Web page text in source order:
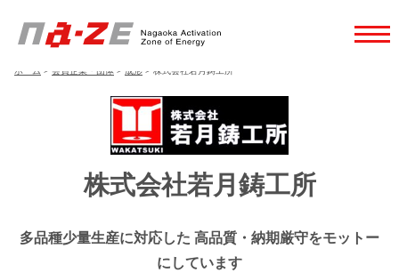
ホーム > 会員企業・団体 > 成形 > 株式会社若月鋳工所
株式会社若月鋳工所
多品種少量生産に対応した 高品質・納期厳守をモットー
にしています